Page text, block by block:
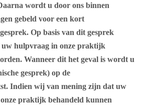
wordt u door ons binnen
gebeld voor een kort
Op basis van dit gesprek
hulpvraag in onze praktijk
Wanneer dit het geval is wordt u
gesprek) op de
Indien wij van mening zijn dat uw
praktijk behandeld kunnen